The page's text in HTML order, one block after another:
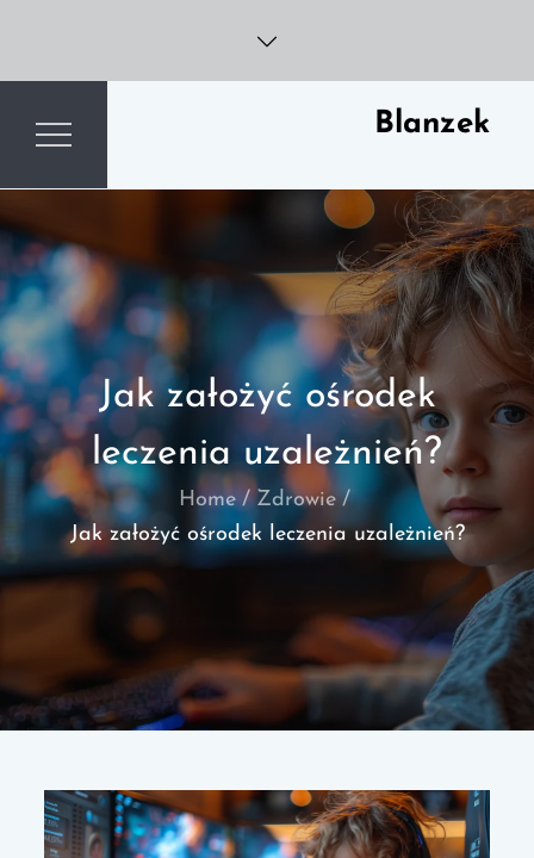
content
Blanzek
Jak założyć ośrodek
leczenia uzależnień?
Home
Zdrowie
Jak założyć ośrodek leczenia uzależnień?